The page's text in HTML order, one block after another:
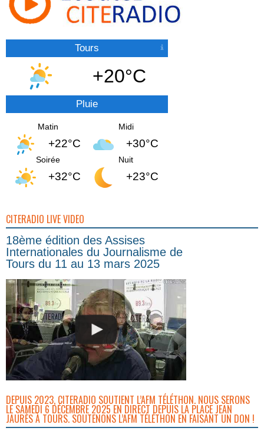
Tours
+20°C
Pluie
Matin
+22°C
Midi
+30°C
Soirée
+32°C
Nuit
+23°C
CITERADIO LIVE VIDEO
18ème édition des Assises
Internationales du Journalisme de
Tours du 11 au 13 mars 2025
DEPUIS 2023, CITERADIO SOUTIENT L’AFM TÉLÉTHON. NOUS SERONS
LE SAMEDI 6 DÉCEMBRE 2025 EN DIRECT DEPUIS LA PLACE JEAN
JAURÈS À TOURS. SOUTENONS L’AFM TÉLÉTHON EN FAISANT UN DON !